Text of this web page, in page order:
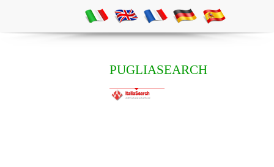
PUGLIASEARCH